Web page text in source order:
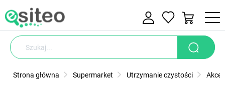
Strona główna Supermarket Utrzymanie czystości